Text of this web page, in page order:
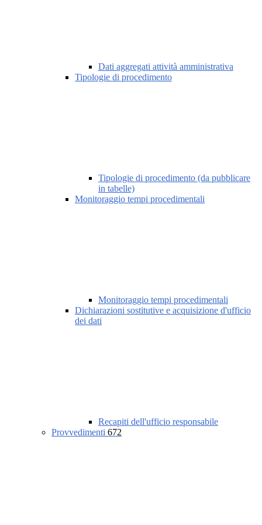
Dati aggregati attività amministrativa
Tipologie di procedimento
Tipologie di procedimento (da pubblicare
in tabelle)
Monitoraggio tempi procedimentali
Monitoraggio tempi procedimentali
Dichiarazioni sostitutive e acquisizione d'ufficio
dei dati
Recapiti dell'ufficio responsabile
Provvedimenti 672